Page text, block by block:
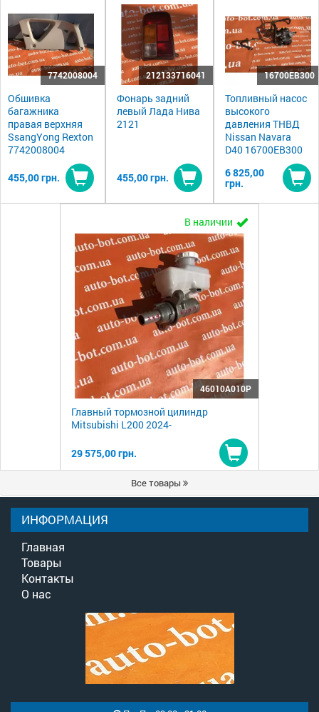
7742008004
Обшивка
багажника
правая верхняя
SsangYong Rexton
7742008004
455,00 грн.
Купить
212133716041
Фонарь задний
левый Лада Нива
2121
455,00 грн.
Купить
16700EB300
Топливный насос
высокого
давления ТНВД
Nissan Navara
D40 16700EB300
6 825,00
грн.
В наличии
46010A010P
Главный тормозной цилиндр
Mitsubishi L200 2024-
29 575,00 грн.
Купить
Все товары
ИНФОРМАЦИЯ
Главная
Товары
Контакты
О нас